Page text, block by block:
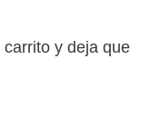
carrito y deja que